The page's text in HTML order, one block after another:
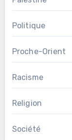
Politique
Proche-Orient
Racisme
Religion
Société